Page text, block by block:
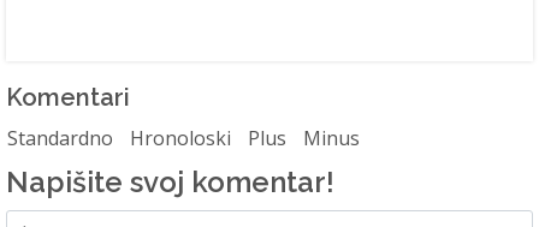
Komentari
Standardno Hronoloski Plus Minus
Napišite svoj komentar!